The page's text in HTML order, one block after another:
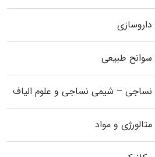
طبیعی
نساجی – شیمی نساجی و علوم الیاف
و مواد